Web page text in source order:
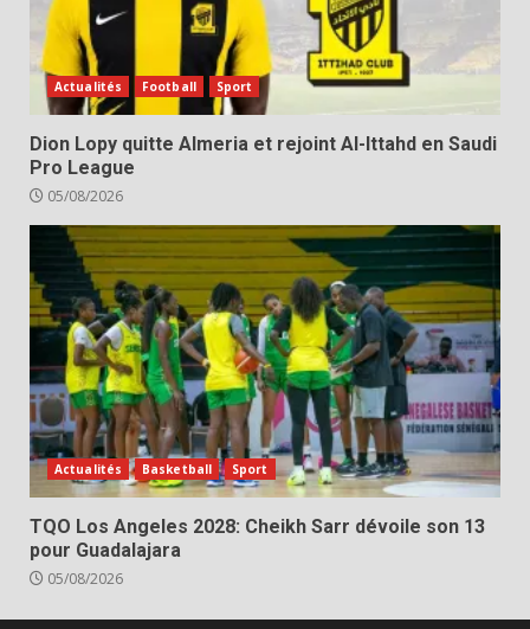
Actualités Football Sport
Dion Lopy quitte Almeria et rejoint Al-Ittahd en Saudi
Pro League
05/08/2026
Actualités Basketball Sport
TQO Los Angeles 2028: Cheikh Sarr dévoile son 13
pour Guadalajara
05/08/2026